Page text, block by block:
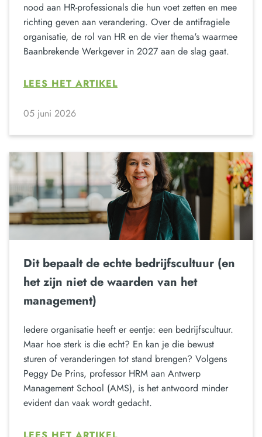
nood aan HR-professionals die hun voet zetten en mee
richting geven aan verandering. Over de antifragiele
organisatie, de rol van HR en de vier thema's waarmee
Baanbrekende Werkgever in 2027 aan de slag gaat.
LEES HET ARTIKEL
05 juni 2026
Dit bepaalt de echte bedrijfscultuur (en
het zijn niet de waarden van het
management)
Iedere organisatie heeft er eentje: een bedrijfscultuur.
Maar hoe sterk is die echt? En kan je die bewust
sturen of veranderingen tot stand brengen? Volgens
Peggy De Prins, professor HRM aan Antwerp
Management School (AMS), is het antwoord minder
evident dan vaak wordt gedacht.